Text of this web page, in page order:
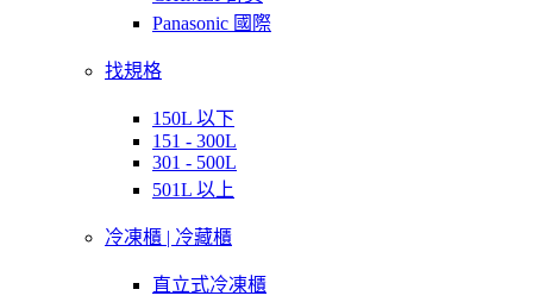
Panasonic 國際
找規格
150L 以下
151 - 300L
301 - 500L
501L 以上
冷凍櫃 | 冷藏櫃
直立式冷凍櫃